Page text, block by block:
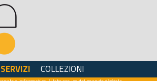
SERVIZI COLLEZIONI